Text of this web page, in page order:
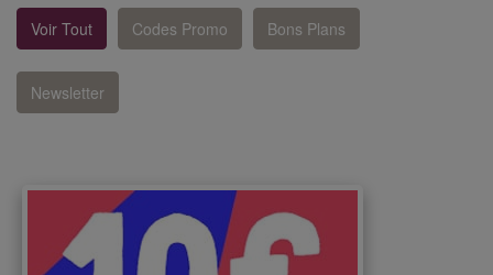
Voir Tout Codes Promo Bons Plans
Newsletter